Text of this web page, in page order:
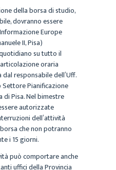
della borsa di studio,
dovranno essere
Europe
II, Pisa)
su tutto il
oraria
responsabile dell’Uff.
Pianificazione
Pisa. Nel bimestre
autorizzate
dell’attività
che non potranno
i 15 giorni.
può comportare anche
uffici della Provincia